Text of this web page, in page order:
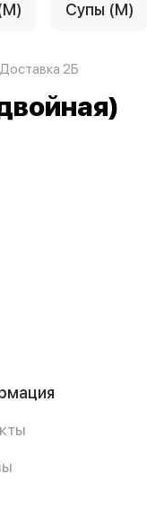
Супы (М)
Доставка 2Б